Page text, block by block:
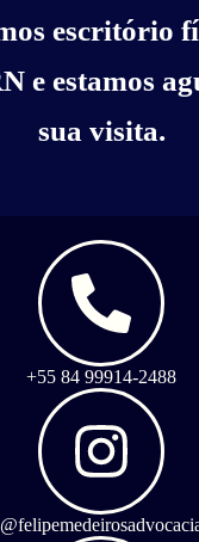
escritório
e estamos
sua visita.
+55 84 99914-2488